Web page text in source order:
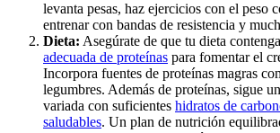
levanta pesas, haz ejercicios con el peso
entrenar con bandas de resistencia y
Dieta: Asegúrate de que tu dieta
adecuada de proteínas para fomentar el
Incorpora fuentes de proteínas magras
legumbres. Además de proteínas, sigue
variada con suficientes hidratos de
saludables. Un plan de nutrición